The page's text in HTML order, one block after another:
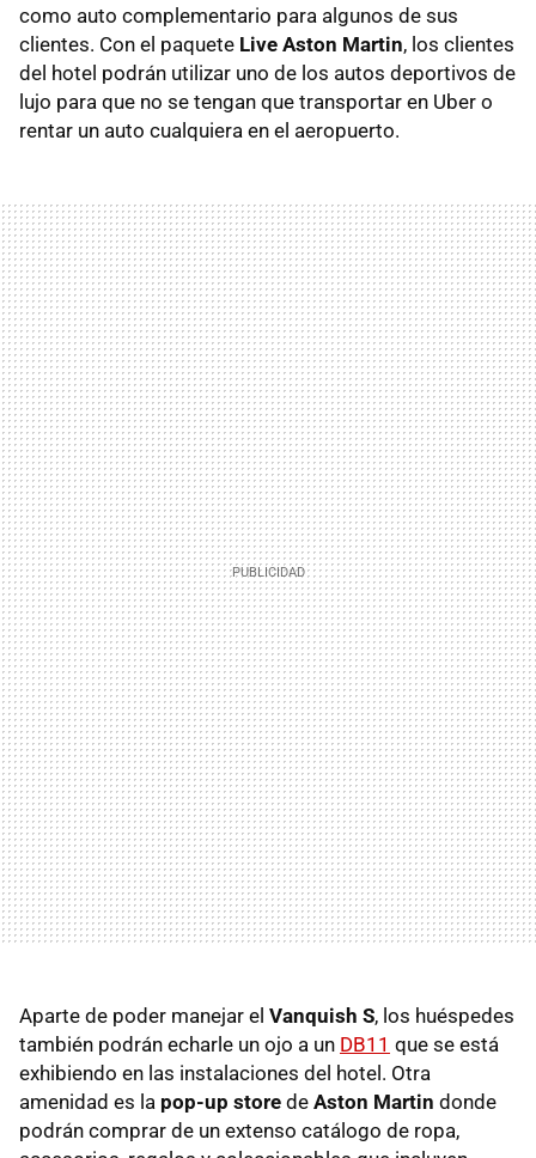
como auto complementario para algunos de sus
clientes. Con el paquete Live Aston Martin, los clientes
del hotel podrán utilizar uno de los autos deportivos de
lujo para que no se tengan que transportar en Uber o
rentar un auto cualquiera en el aeropuerto.
Aparte de poder manejar el Vanquish S, los huéspedes
también podrán echarle un ojo a un DB11 que se está
exhibiendo en las instalaciones del hotel. Otra
amenidad es la pop-up store de Aston Martin donde
podrán comprar de un extenso catálogo de ropa,